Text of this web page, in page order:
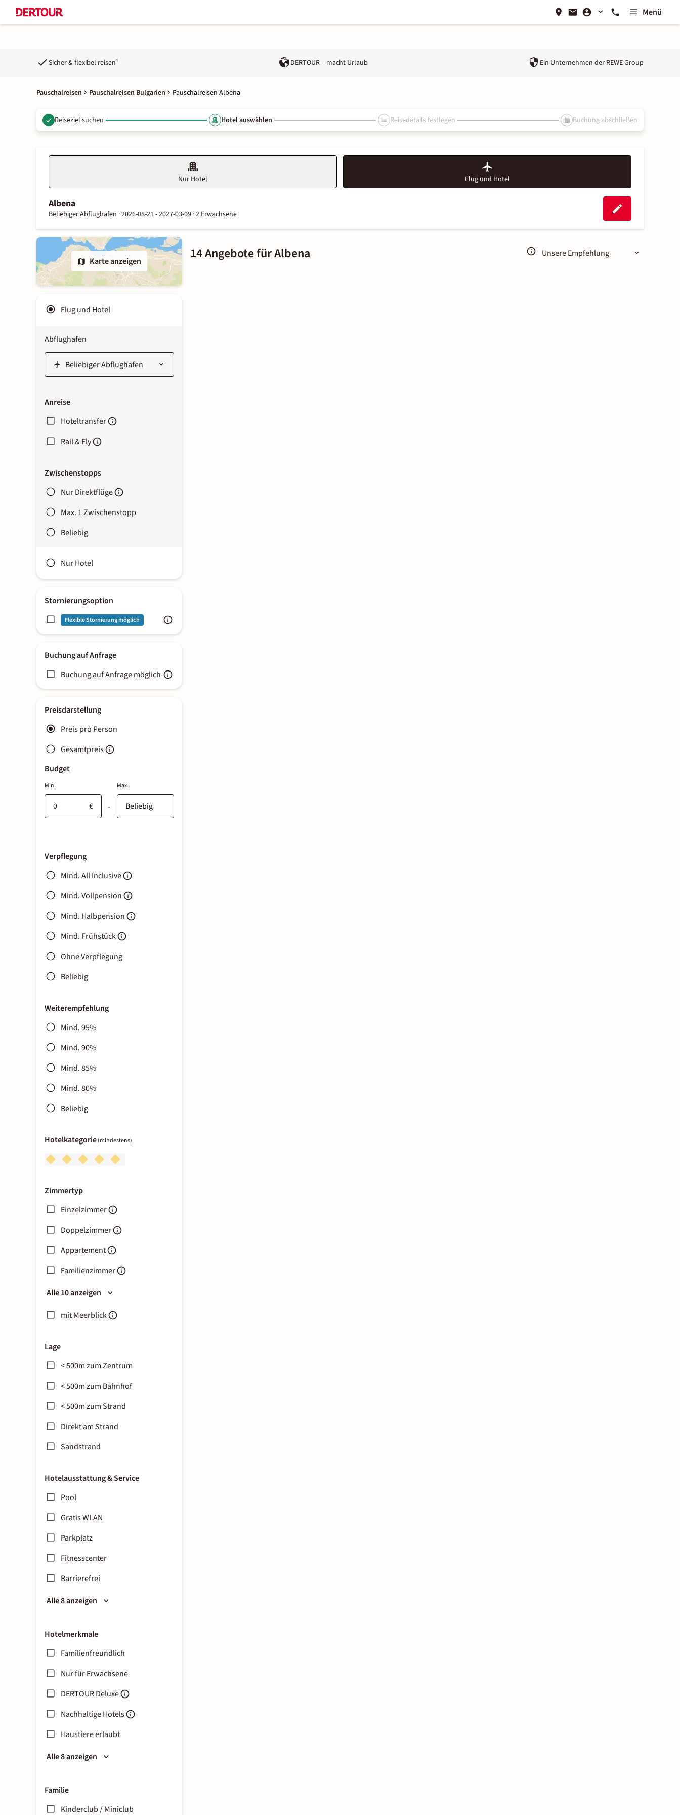
Menü
Sicher & flexibel reisen¹ DERTOUR – macht Urlaub Ein Unternehmen der REWE Group
Pauschalreisen Pauschalreisen Bulgarien Pauschalreisen Albena
Reiseziel suchen Hotel auswählen Reisedetails festlegen Buchung abschließen
Nur Hotel Flug und Hotel
Albena
Beliebiger Abflughafen ·2026-08-21 - 2027-03-09 ·2 Erwachsene
Karte anzeigen
Flug und Hotel
Abflughafen
Anreise
Hoteltransfer
Rail & Fly
Zwischenstopps
Nur Direktflüge
Max. 1 Zwischenstopp
Beliebig
Nur Hotel
Stornierungsoption
Flexible Stornierung möglich
Buchung auf Anfrage
Buchung auf Anfrage möglich
Preisdarstellung
Preis pro Person
Gesamtpreis
Budget
Min.
€ -
Max.
Verpflegung
Mind. All Inclusive
Mind. Vollpension
Mind. Halbpension
Mind. Frühstück
Ohne Verpflegung
Beliebig
Weiterempfehlung
Mind. 95%
Mind. 90%
Mind. 85%
Mind. 80%
Beliebig
Hotelkategorie(mindestens)
Zimmertyp
Einzelzimmer
Doppelzimmer
Appartement
Familienzimmer
Alle 10 anzeigen
mit Meerblick
Lage
< 500m zum Zentrum
< 500m zum Bahnhof
< 500m zum Strand
Direkt am Strand
Sandstrand
Hotelausstattung & Service
Pool
Gratis WLAN
Parkplatz
Fitnesscenter
Barrierefrei
Alle 8 anzeigen
Hotelmerkmale
Familienfreundlich
Nur für Erwachsene
DERTOUR Deluxe
Nachhaltige Hotels
Haustiere erlaubt
Alle 8 anzeigen
Familie
Kinderclub / Miniclub
14 Angebote für Albena